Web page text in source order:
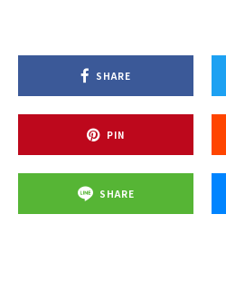
SHARE
PIN
SHARE